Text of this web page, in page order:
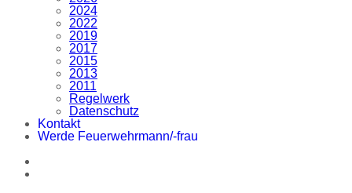
2024
2022
2019
2017
2015
2013
2011
Regelwerk
Datenschutz
Kontakt
Werde Feuerwehrmann/-frau